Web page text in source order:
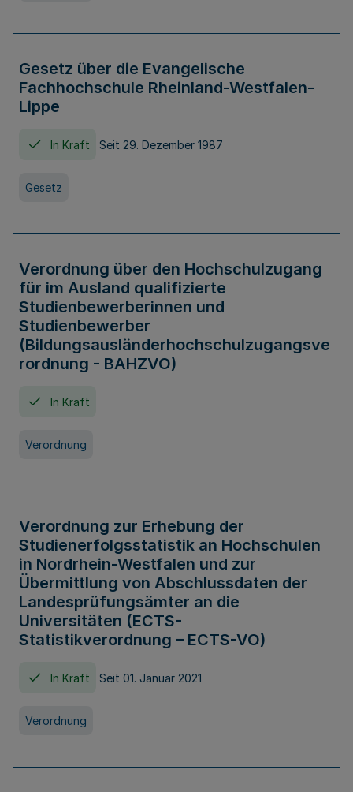
Gesetz über die Evangelische
Fachhochschule Rheinland-Westfalen-
Lippe
In Kraft Seit 29. Dezember 1987
Gesetz
Verordnung über den Hochschulzugang
für im Ausland qualifizierte
Studienbewerberinnen und
Studienbewerber
(Bildungsausländerhochschulzugangsve
rordnung - BAHZVO)
In Kraft
Verordnung
Verordnung zur Erhebung der
Studienerfolgsstatistik an Hochschulen
in Nordrhein-Westfalen und zur
Übermittlung von Abschlussdaten der
Landesprüfungsämter an die
Universitäten (ECTS-
Statistikverordnung – ECTS-VO)
In Kraft Seit 01. Januar 2021
Verordnung